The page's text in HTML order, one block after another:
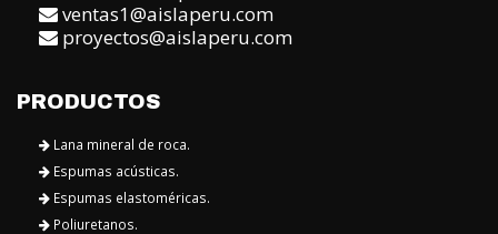
ventas1@aislaperu.com
proyectos@aislaperu.com
PRODUCTOS
Lana mineral de roca.
Espumas acústicas.
Espumas elastoméricas.
Poliuretanos.